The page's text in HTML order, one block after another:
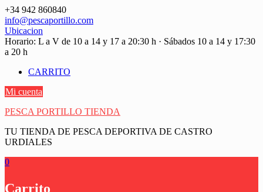
Saltar
contenido
+34 942 860840
info@pescaportillo.com
Ubicacion
Horario: L a V de 10 a 14 y 17 a 20:30 h · Sábados 10 a 14 y 17:30
a 20 h
CARRITO
Mi cuenta
PESCA PORTILLO TIENDA
TU TIENDA DE PESCA DEPORTIVA DE CASTRO
URDIALES
0
Carrito